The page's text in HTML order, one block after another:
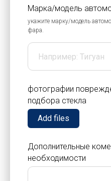
Марка/модель
укажите марку/модель
фара.
фотографии
подбора стекла
Add files
Дополнительные
необходимости